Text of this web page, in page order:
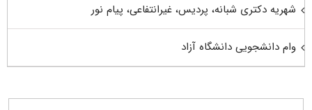
شهریه دکتری شبانه، پردیس، غیرانتفاعی، پیام نور
وام دانشجویی دانشگاه آزاد